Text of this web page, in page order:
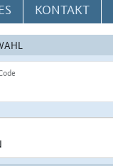
KONTAKT